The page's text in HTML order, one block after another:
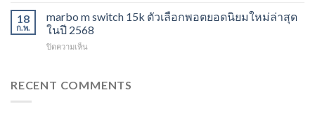
2568
ทิ้ง
หลาก
ตัว
ตอบ
15000
puff
พอต
ใช้
บุหรี่
18
ก.พ.
marbo m switch 15k ตัวเลือกพอตยอดนิยมใหม่ล่าสุด
ในปี 2568
ปิดความเห็น
switch
RECENT COMMENTS